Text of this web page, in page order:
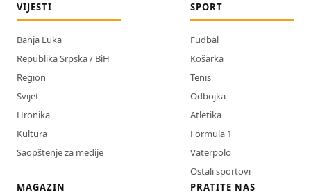
VIJESTI
Banja Luka
Republika Srpska / BiH
Region
Svijet
Hronika
Kultura
Saopštenje za medije
SPORT
Fudbal
Košarka
Tenis
Odbojka
Atletika
Formula 1
Vaterpolo
Ostali sportovi
MAGAZIN
PRATITE NAS